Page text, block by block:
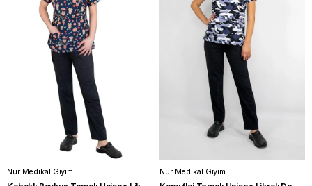
Nur Medikal Giyim Nur Medikal Giyim